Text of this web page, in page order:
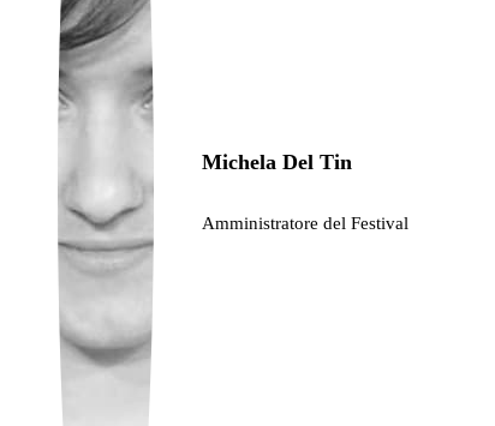
Michela Del Tin
Amministratore del Festival